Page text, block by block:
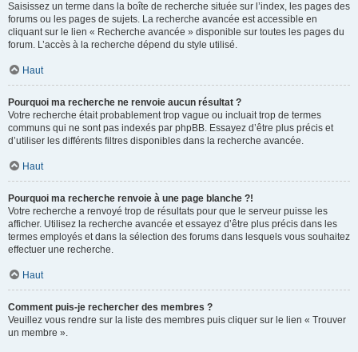
Saisissez un terme dans la boîte de recherche située sur l’index, les pages des
forums ou les pages de sujets. La recherche avancée est accessible en
cliquant sur le lien « Recherche avancée » disponible sur toutes les pages du
forum. L’accès à la recherche dépend du style utilisé.
Haut
Pourquoi ma recherche ne renvoie aucun résultat ?
Votre recherche était probablement trop vague ou incluait trop de termes
communs qui ne sont pas indexés par phpBB. Essayez d’être plus précis et
d’utiliser les différents filtres disponibles dans la recherche avancée.
Haut
Pourquoi ma recherche renvoie à une page blanche ?!
Votre recherche a renvoyé trop de résultats pour que le serveur puisse les
afficher. Utilisez la recherche avancée et essayez d’être plus précis dans les
termes employés et dans la sélection des forums dans lesquels vous souhaitez
effectuer une recherche.
Haut
Comment puis-je rechercher des membres ?
Veuillez vous rendre sur la liste des membres puis cliquer sur le lien « Trouver
un membre ».